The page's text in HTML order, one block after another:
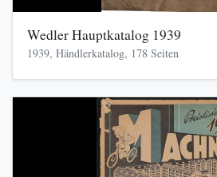
Wedler Hauptkatalog 1939
1939, Händlerkatalog, 178 Seiten